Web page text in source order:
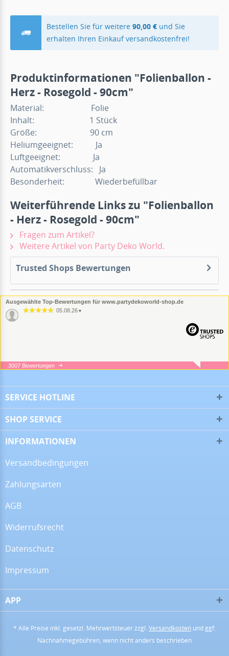
Bestellen Sie für weitere90,00 € und Sie
erhalten Ihren Einkauf versandkostenfrei!
Produktinformationen "Folienballon -
Herz - Rosegold - 90cm"
Material: Folie
Inhalt: 1 Stück
Größe: 90 cm
Heliumgeeignet: Ja
Luftgeeignet: Ja
Automatikverschluss: Ja
Besonderheit: Wiederbefüllbar
Weiterführende Links zu "Folienballon
- Herz - Rosegold - 90cm"
Fragen zum Artikel?
Weitere Artikel von Party Deko World.
Trusted Shops Bewertungen
Ausgewählte Top-Bewertungen für www.partydekoworld-shop.de
05.08.26 ▼
05.08.26▼
13.07.26
3007 Bewertungen
SERVICE HOTLINE
SHOP SERVICE
INFORMATIONEN
Versandbedingungen
Zahlungsarten
AGB
Widerrufsrecht
Datenschutz
Impressum
APP
* Alle Preise inkl. gesetzl. Mehrwertsteuer zzgl. Versandkosten und ggf.
Nachnahmegebühren, wenn nicht anders beschrieben